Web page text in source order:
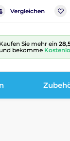
Vergleichen
Kaufen Sie mehr ein
und bekomme